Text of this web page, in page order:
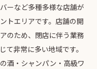
ーなど多種多様な店舗が
トエリアです。店舗の開
のため、閉店に伴う業務
て非常に多い地域です。
酒・シャンパン・高級ワ